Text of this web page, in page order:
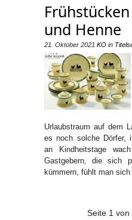
und Henne
21. Oktober 2021 KO in
Urlaubstraum auf dem
es noch solche Dörfer,
an Kindheitstage
Gastgebern, die sich
kümmern, fühlt man
Seite 1 von